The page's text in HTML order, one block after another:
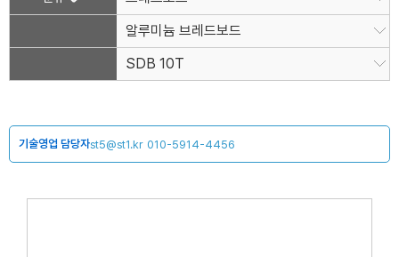
알루미늄 브레드보드
SDB 10T
기술영업 담당자st5@st1.kr 010-5914-4456